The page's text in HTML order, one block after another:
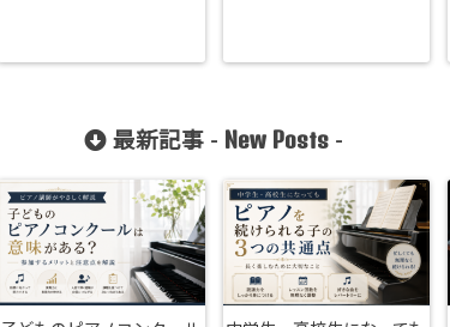
最新記事 - New Posts -